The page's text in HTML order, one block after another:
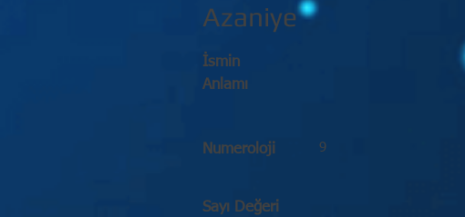
Azaniye
İsmin
Anlamı
Numeroloji 9
Sayı Değeri